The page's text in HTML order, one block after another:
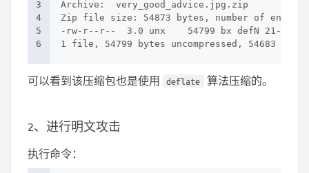
3
4
5
6
Archive:  very_good_advice.jpg.zip
Zip file size: 54873 bytes, number of
-rw-r--r--  3.0 unx    54799 bx defN 21-Oct-
1 file, 54799 bytes uncompressed, 54683
可以看到该压缩包也是使用 deflate 算法压缩的。
2、进行明文攻击
执行命令：